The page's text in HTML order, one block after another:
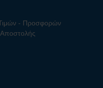
- Προσφορών